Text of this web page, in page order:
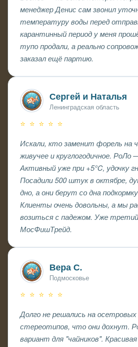
менеджер Денис сам звонил
температуру воды перед
карантинный период у меня
тупо продали, а реально
заказал ещё партию.
Сергей и Наталья
Ленинградская область
⭐ ⭐ ⭐ ⭐ ⭐
Искали, кто заменит форель на
живучее и круглогодичное. РоЛо
Активный уже при +5°C, удочку
Посадили 500 штук в октябре,
дно, а они берут со дна
Клиенты очень довольны, а мы
возиться с падежом. Уже
МосФишТрейд.
Вера С.
Подмосковье
⭐ ⭐ ⭐ ⭐ ⭐
Долго не решались на осетровых
стереотипов, что они дохнут.
вариант для "чайников".